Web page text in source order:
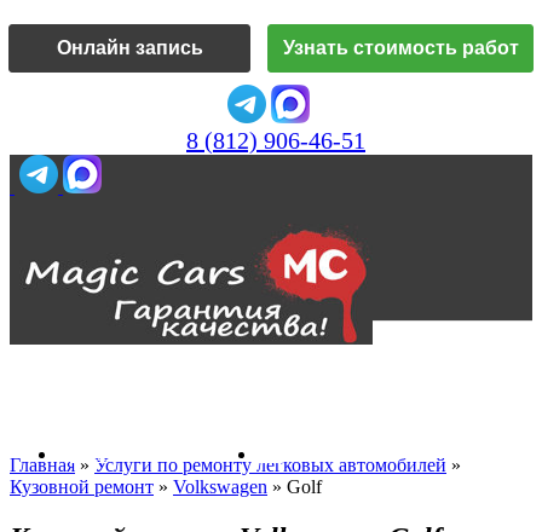
Онлайн запись Узнать стоимость работ
8 (812) 906-46-51
О нас
Главная » Услуги по ремонту легковых автомобилей »
Кузовной ремонт » Volkswagen » Golf